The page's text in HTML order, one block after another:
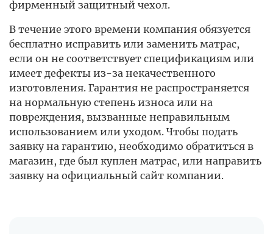
фирменный защитный чехол.
В течение этого времени компания обязуется
бесплатно исправить или заменить матрас,
если он не соответствует спецификациям или
имеет дефекты из-за некачественного
изготовления. Гарантия не распространяется
на нормальную степень износа или на
повреждения, вызванные неправильным
использованием или уходом. Чтобы подать
заявку на гарантию, необходимо обратиться в
магазин, где был куплен матрас, или направить
заявку на официальный сайт компании.